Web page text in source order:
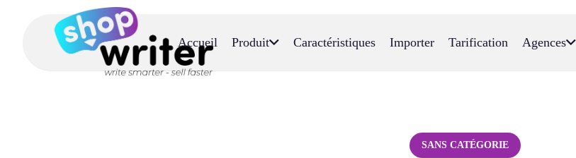
Accueil Produit Caractéristiques Importer Tarification Agences
SANS CATÉGORIE